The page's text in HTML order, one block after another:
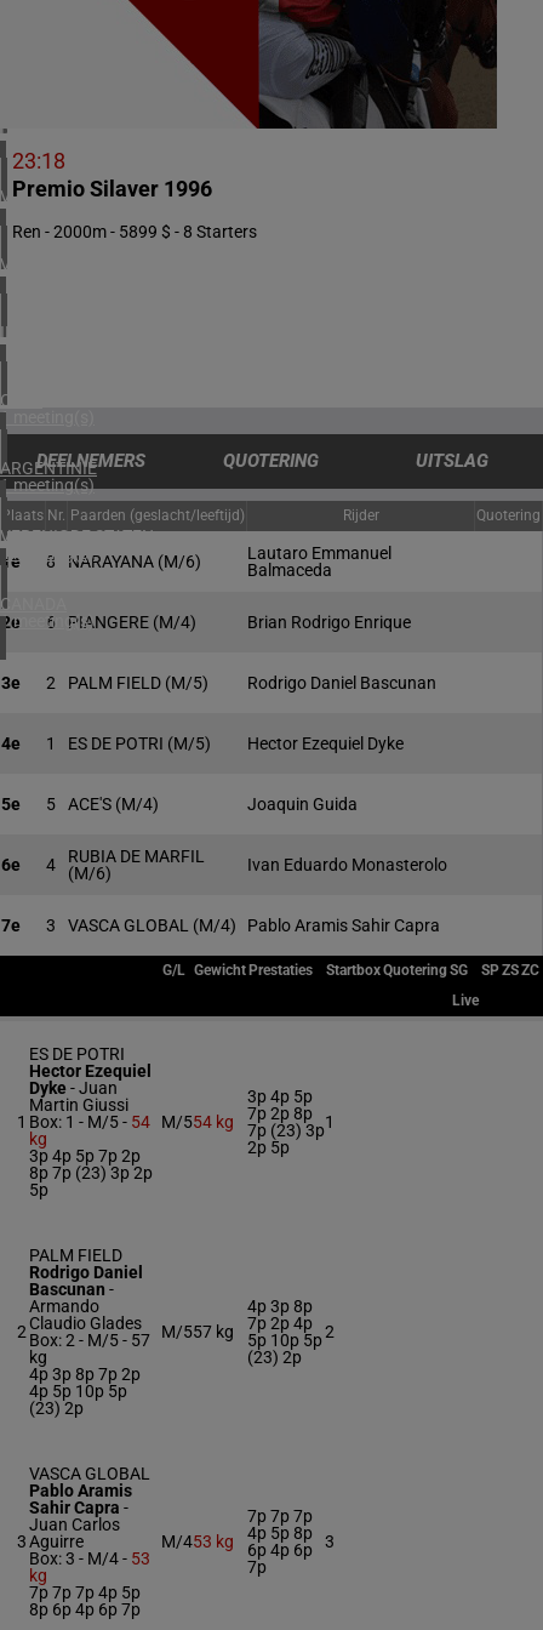
BAHREIN
1 meeting(s)
VERENIGDE ARABISCHE EMIRATEN
1 meeting(s)
VERENIGD KONINKRIJK
4 meeting(s)
IERLAND
2 meeting(s)
CHILI
1 meeting(s)
ARGENTINIË
1 meeting(s)
VERENIGDE STATEN
4 meeting(s)
CANADA
1 meeting(s)
23:18
Premio Silaver 1996
Ren - 2000m - 5899 $ - 8 Starters
DEELNEMERS QUOTERING UITSLAG
Plaats Nr. Paarden (geslacht/leeftijd) Rijder Quotering
1e 8 NARAYANA (M/6)
Lautaro Emmanuel
Balmaceda
2e 6 PIANGERE (M/4) Brian Rodrigo Enrique
3e 2 PALM FIELD (M/5) Rodrigo Daniel Bascunan
4e 1 ES DE POTRI (M/5) Hector Ezequiel Dyke
5e 5 ACE'S (M/4) Joaquin Guida
6e 4
RUBIA DE MARFIL
(M/6)
Ivan Eduardo Monasterolo
7e 3 VASCA GLOBAL (M/4) Pablo Aramis Sahir Capra
G/L Gewicht Prestaties StartboxQuoteringSG SPZSZC
Live
1
ES DE POTRI
Hector Ezequiel
Dyke-Juan
Martin Giussi
Box: 1 - M/5 - 54
kg
3p 4p 5p 7p 2p
8p 7p (23) 3p 2p
5p
M/554 kg
3p 4p 5p
7p 2p 8p
7p (23) 3p
2p 5p
1
2
PALM FIELD
Rodrigo Daniel
Bascunan -
Armando
Claudio Glades
Box: 2 - M/5 - 57
kg
4p 3p 8p 7p 2p
4p 5p 10p 5p
(23) 2p
M/557 kg
4p 3p 8p
7p 2p 4p
5p 10p 5p
(23) 2p
2
3
VASCA GLOBAL
Pablo Aramis
Sahir Capra -
Juan Carlos
Aguirre
Box: 3 - M/4 - 53
kg
7p 7p 7p 4p 5p
8p 6p 4p 6p 7p
M/453 kg
7p 7p 7p
4p 5p 8p
6p 4p 6p
7p
3